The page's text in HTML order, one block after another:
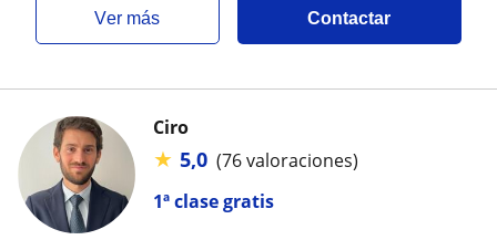
ver más Contactar
1ª clase gratis
Ciro
★ 5,0 (76 valoraciones)